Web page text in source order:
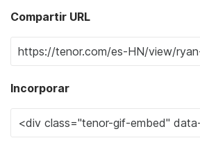
Compartir URL
Incorporar